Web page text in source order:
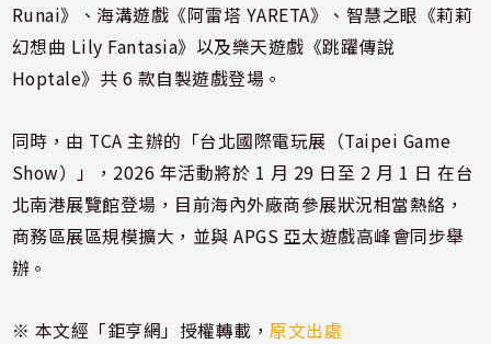
Runai》、海溝遊戲《阿雷塔 YARETA》、智慧之眼《莉莉
幻想曲 Lily Fantasia》以及樂天遊戲《跳躍傳說
Hoptale》共 6 款自製遊戲登場。
同時，由 TCA 主辦的「台北國際電玩展（Taipei Game
Show）」，2026 年活動將於 1 月 29 日至 2 月 1 日 在台
北南港展覽館登場，目前海內外廠商參展狀況相當熱絡，
商務區展區規模擴大，並與 APGS 亞太遊戲高峰會同步舉
辦。
※ 本文經「鉅亨網」授權轉載，原文出處